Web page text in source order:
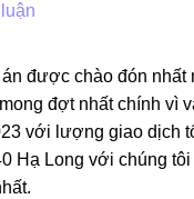
được chào đón nhất
đợt nhất chính vì
với lượng giao dịch
Hạ Long với chúng